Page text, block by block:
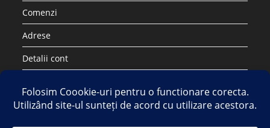
Comenzi
Adrese
Detalii cont